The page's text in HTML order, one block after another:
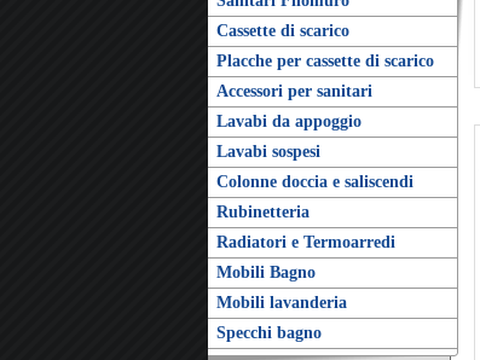
Cassette di scarico
Placche per cassette di scarico
Accessori per sanitari
Lavabi da appoggio
Lavabi sospesi
Colonne doccia e saliscendi
Rubinetteria
Radiatori e Termoarredi
Mobili Bagno
Mobili lavanderia
Specchi bagno